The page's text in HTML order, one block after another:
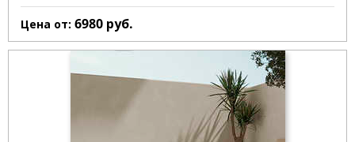
Цена от: 6980 руб.